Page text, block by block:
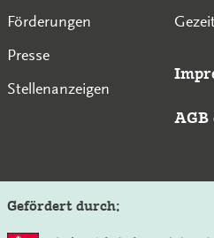
Förderungen
Presse
Stellenanzeigen
AGB
Gefördert durch: